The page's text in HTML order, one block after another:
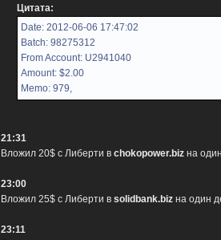
Цитата:
Date: 2012-06-06 17:47:02
Batch: 98275312
From Account: U2941040
Amount: $2.00
Memo: 979,
21:31
Вложил 20$ с Либерти в chokopower.biz на
23:00
Вложил 25$ с Либерти в solidbank.biz на один
23:11